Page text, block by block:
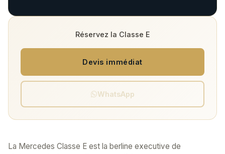
La Mercedes Classe E est la berline executive de
Réservez la Classe E
Devis immédiat
WhatsApp